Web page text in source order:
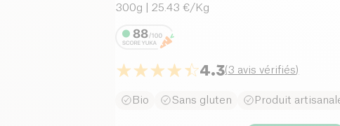
300g | 25.43 €/Kg
4.3(3 avis vérifiés)
Bio Sans gluten Produit